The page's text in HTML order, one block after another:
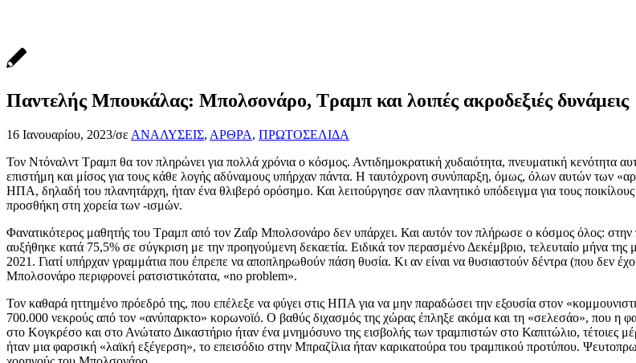
Παντελής Μπουκάλας: Μπολσονάρο, Τραμπ και λοιπές ακροδεξιές δυνάμεις
16 Ιανουαρίου, 2023/σε ΑΝΑΛΥΣΕΙΣ, ΑΡΘΡΑ, ΠΡΩΤΟΣΕΛΙΔΑ
Τον Ντόναλντ Τραμπ θα τον πληρώνει για πολλά χρόνια ο κόσμος. Αντιδημοκρατική χυδαιότητα, πνευματική κενότητα
επιστήμη και μίσος για τους κάθε λογής αδύναμους υπήρχαν πάντα. Η ταυτόχρονη συνύπαρξη, όμως, όλων αυτών των
ΗΠΑ, δηλαδή του πλανητάρχη, ήταν ένα θλιβερό ορόσημο. Και λειτούργησε σαν πλανητικό υπόδειγμα για τους
προσθήκη στη χορεία των -ισμών.
Φανατικότερος μαθητής του Τραμπ από τον Ζαΐρ Μπολσονάρο δεν υπάρχει. Και αυτόν τον πλήρωσε ο κόσμος όλος:
αυξήθηκε κατά 75,5% σε σύγκριση με την προηγούμενη δεκαετία. Ειδικά τον περασμένο Δεκέμβριο, τελευταίο μήνα
2021. Γιατί υπήρχαν γραμμάτια που έπρεπε να αποπληρωθούν πάση θυσία. Κι αν είναι να θυσιαστούν δέντρα (που δεν
Μπολσονάρο περιφρονεί ρατσιστικότατα, «no problem».
Τον καθαρά ηττημένο πρόεδρό της, που επέλεξε να φύγει στις ΗΠΑ για να μην παραδώσει την εξουσία στον
700.000 νεκρούς από τον «ανύπαρκτο» κορωνοϊό. Ο βαθύς διχασμός της χώρας έπληξε ακόμα και τη «σελεσάο», που η
στο Κογκρέσο και στο Ανώτατο Δικαστήριο ήταν ένα μνημόσυνο της εισβολής των τραμπιστών στο Καπιτώλιο, τέτοιες
ήταν μια φαρσική «λαϊκή εξέγερση», το επεισόδιο στην Μπραζίλια ήταν καρικατούρα του τραμπικού προτύπου.